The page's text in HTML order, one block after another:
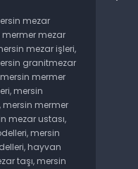
mezar
mermer mezar
mezar işleri,
granitmezar
mermer
mersin
mersin mermer
mezar ustası,
mersin
hayvan
taşı, mersin
Yaz